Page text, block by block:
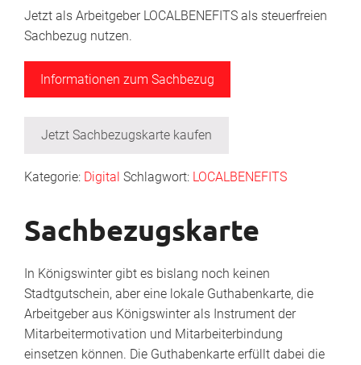
Jetzt als Arbeitgeber LOCALBENEFITS als steuerfreien
Sachbezug nutzen.
Informationen zum Sachbezug
Jetzt Sachbezugskarte kaufen
Kategorie: Digital Schlagwort: LOCALBENEFITS
Sachbezugskarte
In Königswinter gibt es bislang noch keinen
Stadtgutschein, aber eine lokale Guthabenkarte, die
Arbeitgeber aus Königswinter als Instrument der
Mitarbeitermotivation und Mitarbeiterbindung
einsetzen können. Die Guthabenkarte erfüllt dabei die